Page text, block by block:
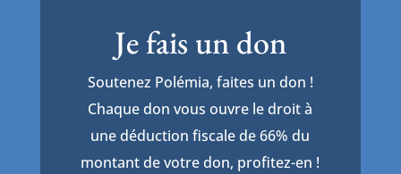
Je fais un don
Soutenez Polémia, faites un don !
Chaque don vous ouvre le droit à
une déduction fiscale de 66% du
montant de votre don, profitez-en !